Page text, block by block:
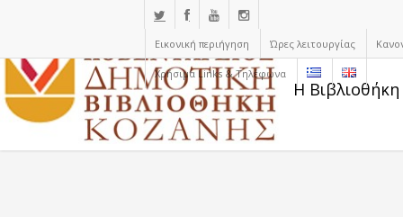
Εικονική περιήγηση Ώρες λειτουργίας
Χρήσιμα Links & Τηλέφωνα
Η